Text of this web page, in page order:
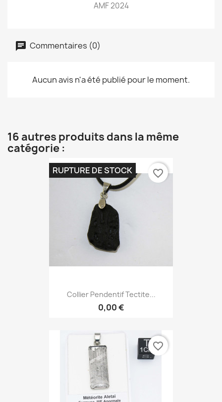
AMF 2024
Commentaires (0)
Aucun avis n'a été publié pour le moment.
16 autres produits dans la même
catégorie :
Collier Pendentif Tectite...
0,00 €
RUPTURE DE STOCK favorite_border
favorite_border